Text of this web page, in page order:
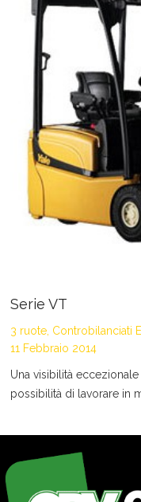
Serie VT
3 ruote, Controbilanciati
11 Febbraio 2014
Una visibilità
possibilità di lavorare in